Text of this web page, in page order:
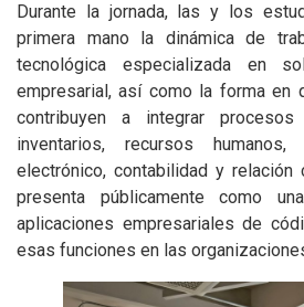
Durante la jornada, las y los
primera mano la dinámica de
tecnológica especializada en
empresarial, así como la forma en
contribuyen a integrar
inventarios, recursos humanos,
electrónico, contabilidad y
presenta públicamente como
aplicaciones empresariales de
esas funciones en las